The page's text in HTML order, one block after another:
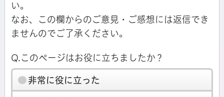
い。
なお、この欄からのご意見・ご感想には返信でき
ませんのでご了承ください。
Q.このページはお役に立ちましたか？
非常に役に立った